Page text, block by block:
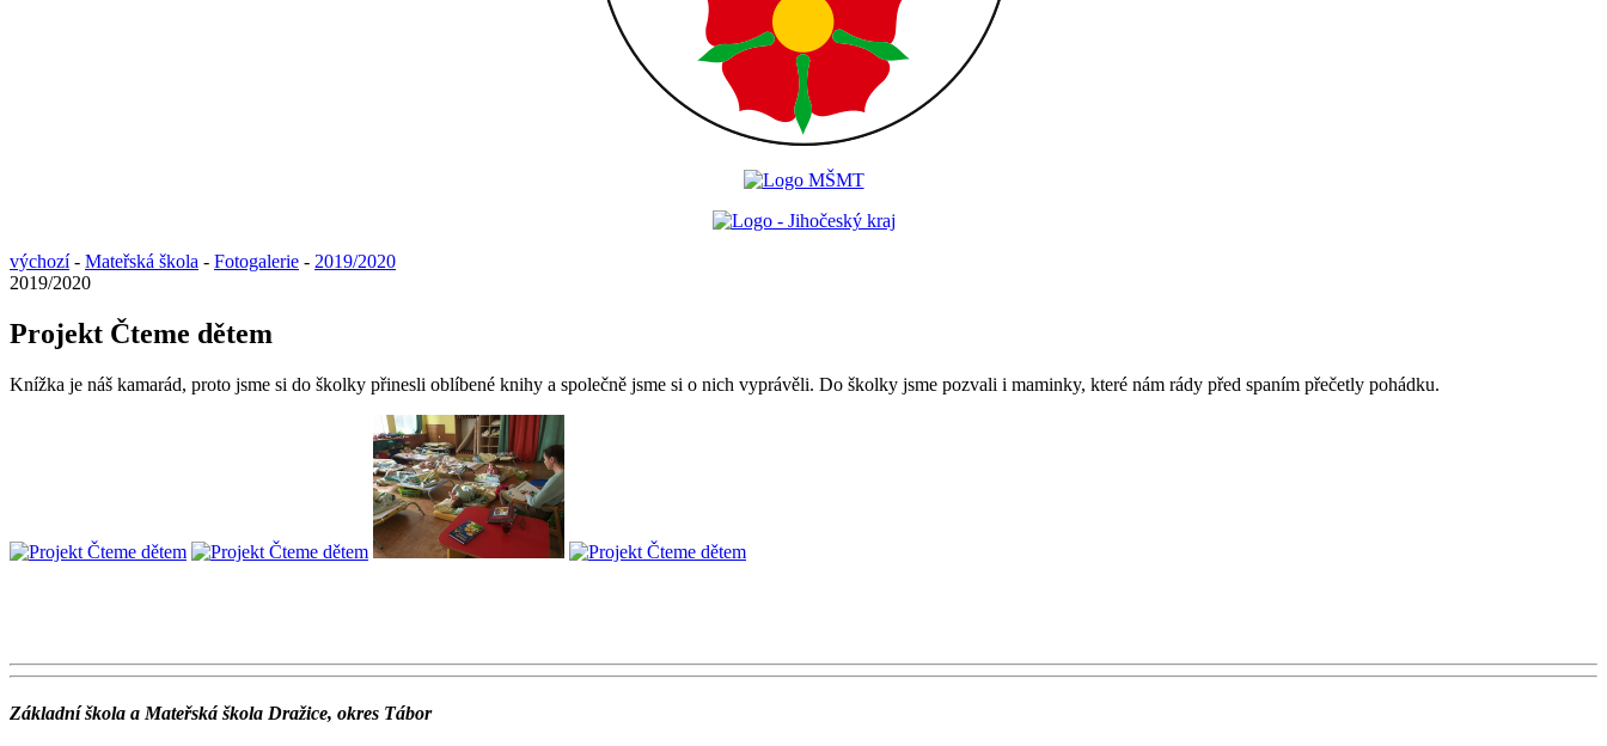
výchozí- Mateřská škola - Fotogalerie - 2019/2020
2019/2020
Projekt Čteme dětem
Knížka je náš kamarád, proto jsme si do školky přinesli oblíbené knihy a společně jsme si o nich vyprávěli. Do školky jsme pozvali i maminky, které nám rády před spaním přečetly pohádku.
Základní škola a Mateřská škola Dražice, okres Tábor